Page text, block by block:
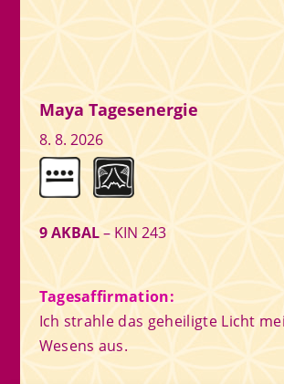
Maya Tagesenergie
8. 8. 2026
9 AKBAL– KIN 243
Tagesaffirmation:
Ich strahle das geheiligte Licht
Wesens aus.